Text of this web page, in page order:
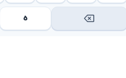
ه